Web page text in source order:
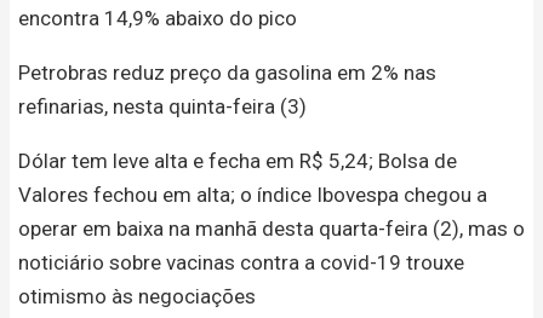
encontra 14,9% abaixo do pico
Petrobras reduz preço da gasolina em 2% nas
refinarias, nesta quinta-feira (3)
Dólar tem leve alta e fecha em R$ 5,24; Bolsa de
Valores fechou em alta; o índice Ibovespa chegou a
operar em baixa na manhã desta quarta-feira (2), mas o
noticiário sobre vacinas contra a covid-19 trouxe
otimismo às negociações